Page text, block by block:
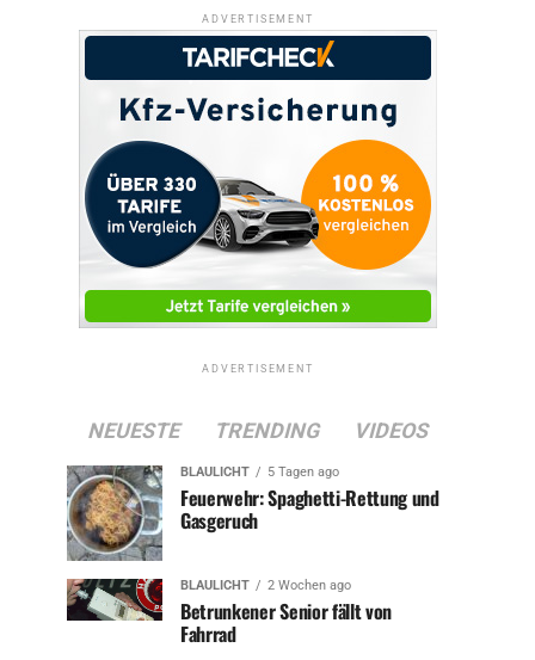
ADVERTISEMENT
ADVERTISEMENT
NEUESTE TRENDING VIDEOS
BLAULICHT 5 Tagen ago
Feuerwehr: Spaghetti-Rettung und
Gasgeruch
BLAULICHT 2 Wochen ago
Betrunkener Senior fällt von
Fahrrad